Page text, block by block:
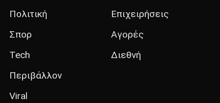
Πολιτική
Σπορ
Tech
Περιβάλλον
Viral
Επιχειρήσεις
Αγορές
Διεθνή